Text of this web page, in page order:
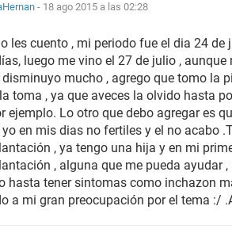
- 18 ago 2015 a las 02:28
les cuento , mi periodo fue el dia 24
luego me vino el 27 de julio ,
mucho , agrego que tomo la
toma , ya que aveces la olvido hasta
ejemplo. Lo otro que debo agregar es
en mis dias no fertiles y el no acabo
, ya tengo una hija y en mi
, alguna que me pueda ayudar
hasta tener sintomas como inchazon
a mi gran preocupación por el tema :/